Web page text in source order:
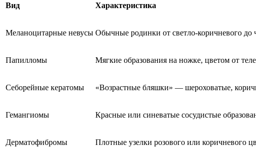
Вид Характеристика
Меланоцитарные невусы Обычные родинки от светло-коричневого до
Папилломы Мягкие образования на ножке, цветом от
Себорейные кератомы «Возрастные бляшки» — шероховатые,
Гемангиомы Красные или синеватые сосудистые
Дерматофибромы Плотные узелки розового или коричневого